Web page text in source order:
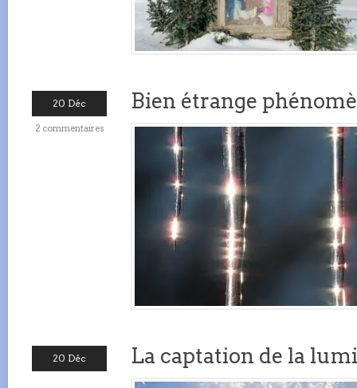
20 Déc
2 commentaires
Bien étrange
20 Déc La captation de la